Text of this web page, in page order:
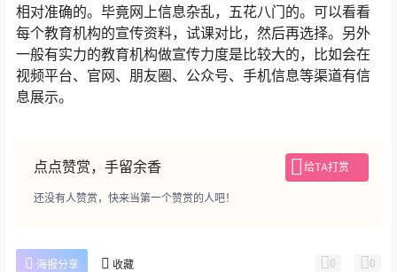
相对准确的。毕竟网上信息杂乱，五花八门的。可以看看
每个教育机构的宣传资料，试课对比，然后再选择。另外
一般有实力的教育机构做宣传力度是比较大的，比如会在
视频平台、官网、朋友圈、公众号、手机信息等渠道有信
息展示。
点点赞赏，手留余香 给TA打赏
还没有人赞赏，快来当第一个赞赏的人吧！
海报分享 收藏 0 0